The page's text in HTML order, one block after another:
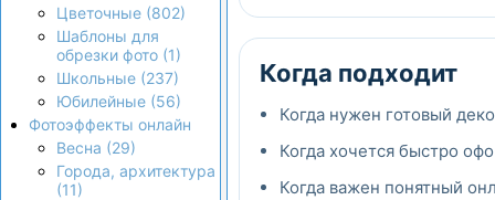
Цветочные (802)
Шаблоны для
обрезки фото (1)
Школьные (237)
Юбилейные (56)
Фотоэффекты онлайн
Весна (29)
Города, архитектура
(11)
Когда подходит
Когда нужен готовый
Когда хочется быстро
Когда важен понятный